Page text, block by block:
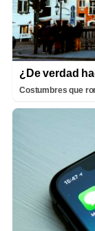
¿De verdad
Costumbres que